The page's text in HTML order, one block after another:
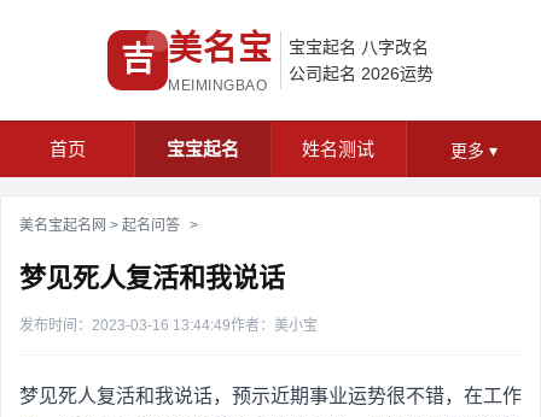
吉 美名宝
MEIMINGBAO
宝宝起名 八字改名
公司起名 2026运势
首页 宝宝起名 姓名测试 更多 ▾
美名宝起名网 > 起名问答 >
梦见死人复活和我说话
发布时间：2023-03-16 13:44:49作者：美小宝
梦见死人复活和我说话，预示近期事业运势很不错，在工作